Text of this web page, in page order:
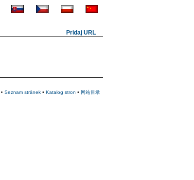
Pridaj URL
• Seznam stránek • Katalog stron • 网站目录